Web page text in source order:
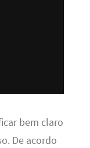
bem claro
De acordo